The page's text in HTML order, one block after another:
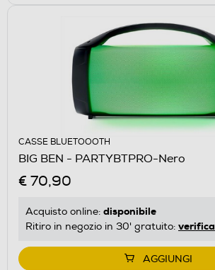
CASSE BLUETOOOTH
BIG BEN - PARTYBTPRO-Nero
€ 70,90
Acquisto online: disponibile
Ritiro in negozio in 30' gratuito: verifica
AGGIUNGI